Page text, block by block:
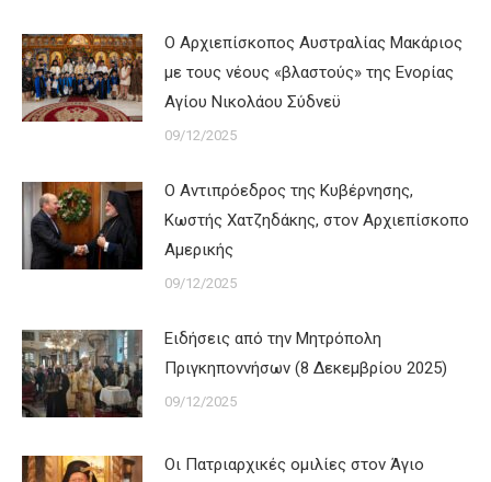
Ο Αρχιεπίσκοπος Αυστραλίας Μακάριος
με τους νέους «βλαστούς» της Ενορίας
Αγίου Νικολάου Σύδνεϋ
09/12/2025
Ο Αντιπρόεδρος της Κυβέρνησης,
Κωστής Χατζηδάκης, στον Αρχιεπίσκοπο
Αμερικής
09/12/2025
Ειδήσεις από την Μητρόπολη
Πριγκηποννήσων (8 Δεκεμβρίου 2025)
09/12/2025
Οι Πατριαρχικές ομιλίες στον Άγιο